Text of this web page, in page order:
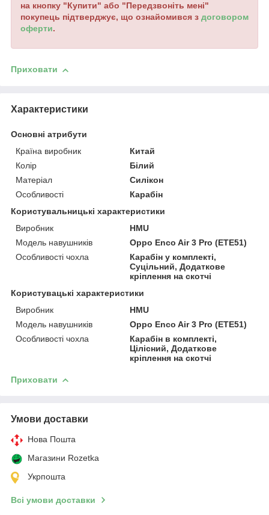
на кнопку "Купити" або "Передзвоніть мені"
покупець підтверджує, що ознайомився з договором
оферти.
Приховати
Характеристики
Основні атрибути
Країна виробник
Китай
Колір
Білий
Матеріал
Силікон
Особливості
Карабін
Користувальницькі характеристики
Виробник
HMU
Модель навушників
Oppo Enco Air 3 Pro (ETE51)
Особливості чохла
Карабін у комплекті,
Суцільний, Додаткове
кріплення на скотчі
Користувацькi характеристики
Виробник
HMU
Модель навушників
Oppo Enco Air 3 Pro (ETE51)
Особливості чохла
Карабін в комплекті,
Цілісний, Додаткове
кріплення на скотчі
Приховати
Умови доставки
Нова Пошта
Магазини Rozetka
Укрпошта
Всі умови доставки